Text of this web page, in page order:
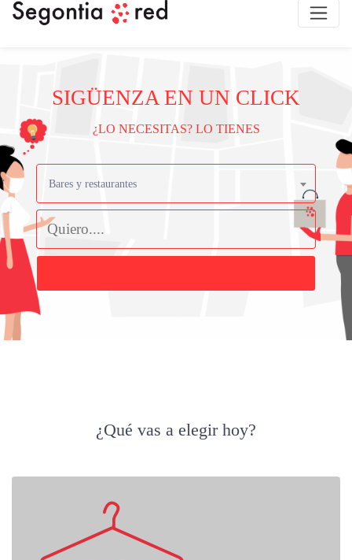
SIGÜENZA EN UN CLICK
¿LO NECESITAS? LO TIENES
Bares y restaurantes
¿Qué vas a elegir hoy?